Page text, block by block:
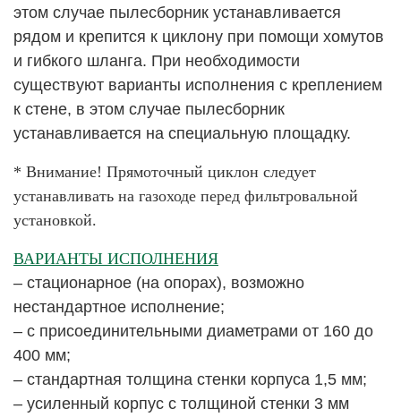
этом случае пылесборник устанавливается
рядом и крепится к циклону при помощи хомутов
и гибкого шланга. При необходимости
существуют варианты исполнения с креплением
к стене, в этом случае пылесборник
устанавливается на специальную площадку.
* Внимание! Прямоточный циклон следует
устанавливать на газоходе перед фильтровальной
установкой.
ВАРИАНТЫ ИСПОЛНЕНИЯ
– стационарное (на опорах), возможно
нестандартное исполнение;
– с присоединительными диаметрами от 160 до
400 мм;
– стандартная толщина стенки корпуса 1,5 мм;
– усиленный корпус с толщиной стенки 3 мм